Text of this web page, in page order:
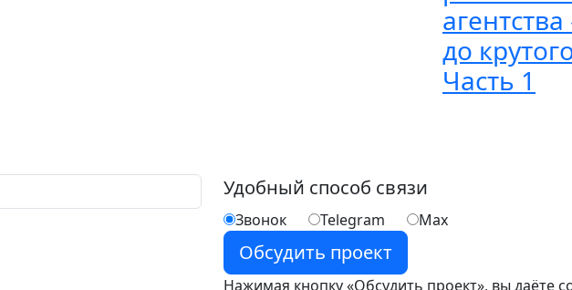
до
Часть 1
Удобный способ связи
Звонок Telegram Max
Нажимая кнопку «Обсудить проект», вы даёте